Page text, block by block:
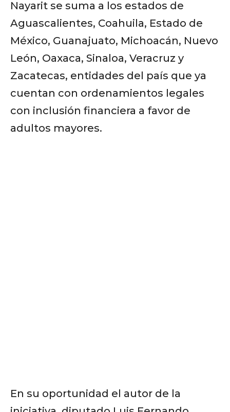
Nayarit se suma a los estados de
Aguascalientes, Coahuila, Estado de
México, Guanajuato, Michoacán, Nuevo
León, Oaxaca, Sinaloa, Veracruz y
Zacatecas, entidades del país que ya
cuentan con ordenamientos legales
con inclusión financiera a favor de
adultos mayores.
En su oportunidad el autor de la